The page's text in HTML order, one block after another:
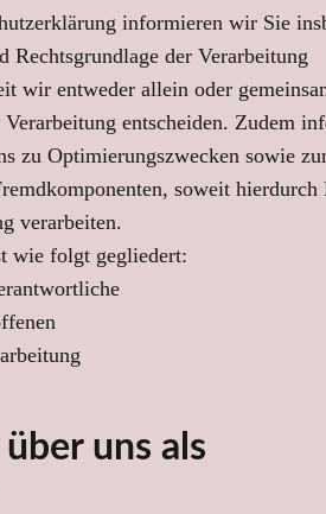
informieren wir Sie
der Verarbeitung
wir entweder allein oder
entscheiden. Zudem
zu Optimierungszwecken sowie
soweit
verarbeiten.
wie folgt gegliedert:
uns als